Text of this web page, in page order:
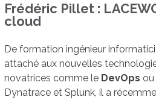
Frédéric Pillet :
cloud
De formation ingénieur
attaché aux nouvelles
novatrices comme le DevOps ou
Dynatrace et Splunk, il a